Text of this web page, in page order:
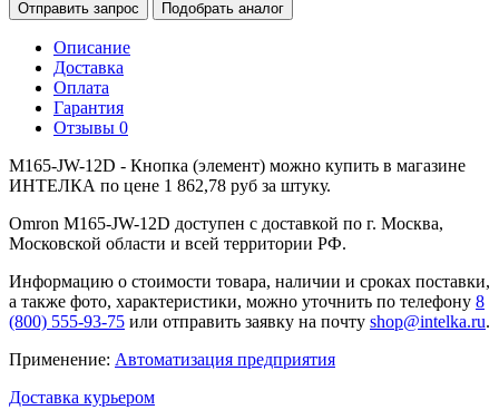
Отправить запрос Подобрать аналог
Описание
Доставка
Оплата
Гарантия
Отзывы 0
M165-JW-12D - Кнопка (элемент) можно купить в магазине
ИНТЕЛКА по цене 1 862,78 руб за штуку.
Omron M165-JW-12D доступен с доставкой по г. Москва,
Московской области и всей территории РФ.
Информацию о стоимости товара, наличии и сроках поставки,
а также фото, характеристики, можно уточнить по телефону 8
(800) 555-93-75 или отправить заявку на почту shop@intelka.ru.
Применение: Автоматизация предприятия
Доставка курьером